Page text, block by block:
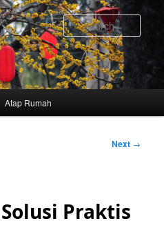
Atap Rumah
Next →
Praktis